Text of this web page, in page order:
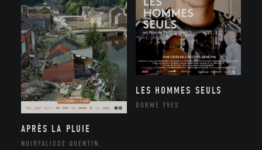
APRÈS LA PLUIE
NOIRFALISSE QUENTIN,
LES HOMMES SEULS
DORME YVES